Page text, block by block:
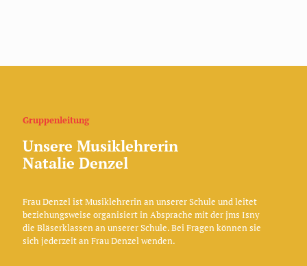
Gruppenleitung
Unsere Musiklehrerin
Natalie Denzel
Frau Denzel ist Musiklehrerin an unserer Schule und leitet
beziehungsweise organisiert in Absprache mit der jms Isny
die Bläserklassen an unserer Schule. Bei Fragen können sie
sich jederzeit an Frau Denzel wenden.